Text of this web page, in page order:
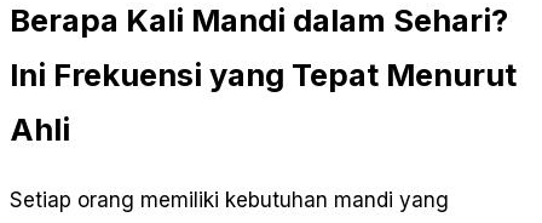
Berapa Kali Mandi dalam Sehari?
Ini Frekuensi yang Tepat Menurut
Ahli
Setiap orang memiliki kebutuhan mandi yang